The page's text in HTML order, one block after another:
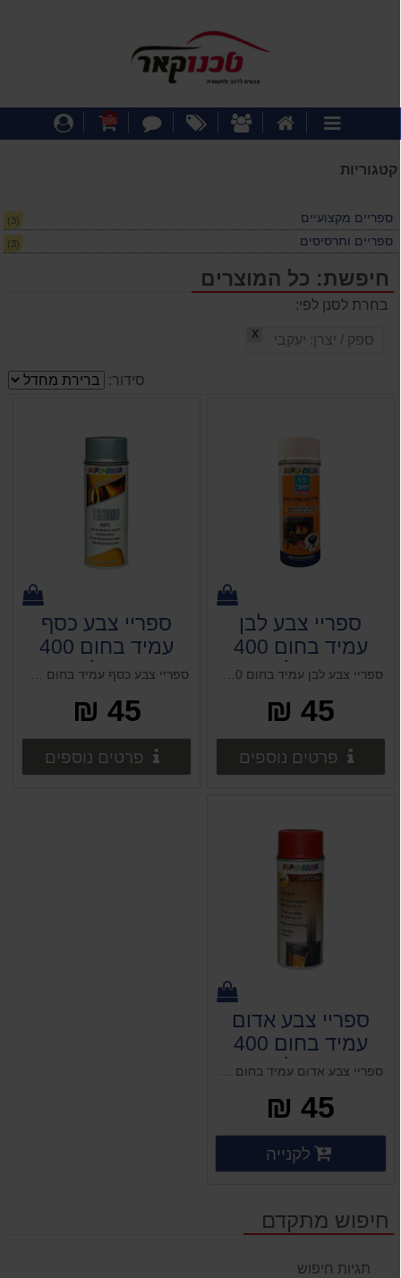
קטגוריות
אודותינומבצעיםצור
עגלת
0
קטגוריות
ספריים מקצועיים (3)
ספריים ותרסיסים (3)
חיפשת: כל המוצרים
בחרת לסנן לפי:
ספק / יצרן: יעקבי X
סידור:
ספריי צבע לבן
עמיד בחום 400
מ"ל
45 ₪
פרטים נוספים פרטים נוספים
ספריי צבע כסף
עמיד בחום 400
מ"ל
45 ₪
פרטים נוספים
ספריי צבע אדום
עמיד בחום 400
מ"ל
45 ₪
פרטים נוספים
לקנייה
חיפוש מתקדם
תגיות חיפוש